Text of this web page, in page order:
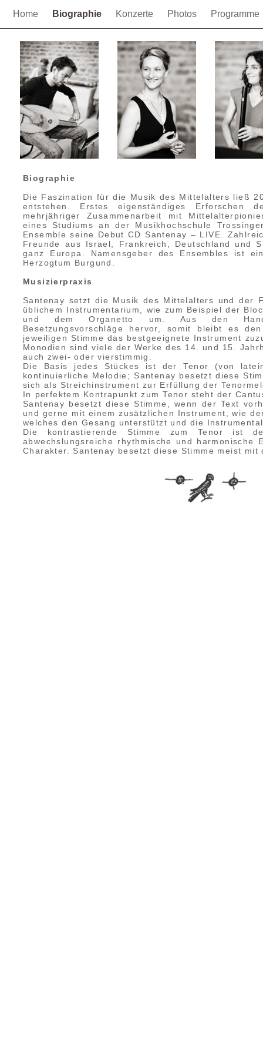
Home Biographie Konzerte Photos Programme
Biographie
Die Faszination für die Musik des Mittelalters ließ
entstehen. Erstes eigenständiges Erforschen
mehrjähriger Zusammenarbeit mit
eines Studiums an der Musikhochschule
Ensemble seine Debut CD Santenay – LIVE.
Freunde aus Israel, Frankreich, Deutschland und
ganz Europa. Namensgeber des Ensembles ist
Herzogtum Burgund.
Musizierpraxis
Santenay setzt die Musik des Mittelalters und der
üblichem Instrumentarium, wie zum Beispiel der
und dem Organetto um. Aus den
Besetzungsvorschläge hervor, somit bleibt es
jeweiligen Stimme das bestgeeignete Instrument
Monodien sind viele der Werke des 14. und 15.
auch zwei- oder vierstimmig.
Die Basis jedes Stückes ist der Tenor (von
kontinuierliche Melodie; Santenay besetzt diese
sich als Streichinstrument zur Erfüllung der
In perfektem Kontrapunkt zum Tenor steht der
Santenay besetzt diese Stimme, wenn der Text
und gerne mit einem zusätzlichen Instrument, wie
welches den Gesang unterstützt und die
Die kontrastierende Stimme zum Tenor ist
abwechslungsreiche rhythmische und harmonische
Charakter. Santenay besetzt diese Stimme meist mit